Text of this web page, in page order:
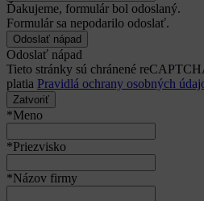
Ďakujeme, formulár bol odoslaný.
Formulár sa nepodarilo odoslať.
Odoslať nápad
Tieto stránky sú chránené
platia Pravidlá ochrany osobných
Zatvoriť
*Meno
*Priezvisko
*Názov firmy